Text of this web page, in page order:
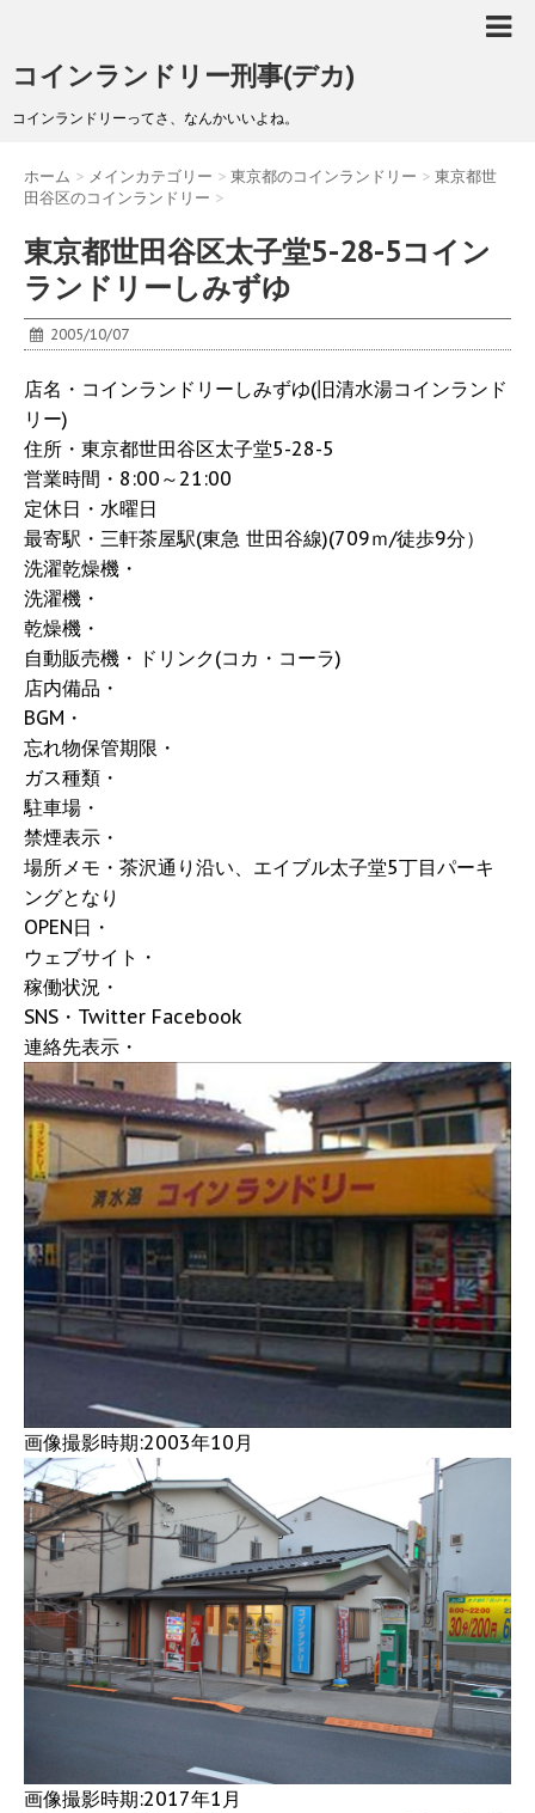
コインランドリー刑事(デカ)
コインランドリーってさ、なんかいいよね。
ホーム > メインカテゴリー > 東京都のコインランドリー > 東京都世
田谷区のコインランドリー >
東京都世田谷区太子堂5-28-5コイン
ランドリーしみずゆ
2005/10/07
店名・コインランドリーしみずゆ(旧清水湯コインランド
リー)
住所・東京都世田谷区太子堂5-28-5
営業時間・8:00～21:00
定休日・水曜日
最寄駅・三軒茶屋駅(東急 世田谷線)(709ｍ/徒歩9分）
洗濯乾燥機・
洗濯機・
乾燥機・
自動販売機・ドリンク(コカ・コーラ)
店内備品・
BGM・
忘れ物保管期限・
ガス種類・
駐車場・
禁煙表示・
場所メモ・茶沢通り沿い、エイブル太子堂5丁目パーキ
ングとなり
OPEN日・
ウェブサイト・
稼働状況・
SNS・Twitter Facebook
連絡先表示・
画像撮影時期:2003年10月
画像撮影時期:2017年1月